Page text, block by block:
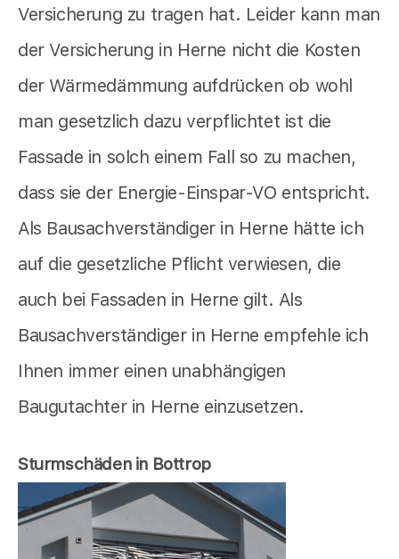
Versicherung zu tragen hat. Leider kann man
der Versicherung in Herne nicht die Kosten
der Wärmedämmung aufdrücken ob wohl
man gesetzlich dazu verpflichtet ist die
Fassade in solch einem Fall so zu machen,
dass sie der Energie-Einspar-VO entspricht.
Als Bausachverständiger in Herne hätte ich
auf die gesetzliche Pflicht verwiesen, die
auch bei Fassaden in Herne gilt. Als
Bausachverständiger in Herne empfehle ich
Ihnen immer einen unabhängigen
Baugutachter in Herne einzusetzen.
Sturmschäden in Bottrop